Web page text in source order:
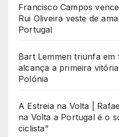
Francisco Campos
Rui Oliveira veste de
Portugal
Bart Lemmen triunfa em
alcança a primeira
Polónia
A Estreia na Volta |
na Volta a Portugal é o
ciclista”